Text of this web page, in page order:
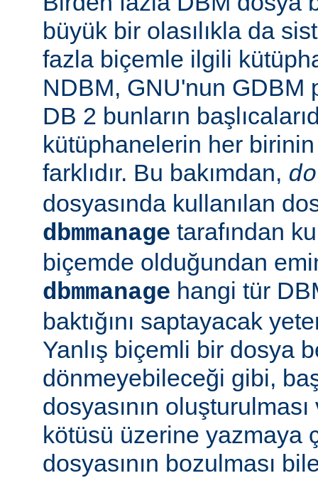
büyük bir olasılıkla da
fazla biçemle ilgili
NDBM, GNU'nun GDBM
DB 2 bunların
kütüphanelerin her
farklıdır. Bu bakımdan,
dosyasında kullanılan
dbmmanage tarafından
biçemde olduğundan
dbmmanage hangi tür
baktığını saptayacak
Yanlış biçemli bir dosya
dönmeyebileceği gibi,
dosyasının
kötüsü üzerine yazmaya
dosyasının bozulması